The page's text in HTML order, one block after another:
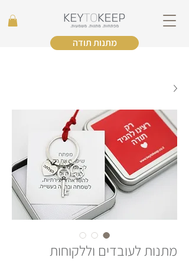
מתנות תודה
מתנות לעובדים וללקוחות